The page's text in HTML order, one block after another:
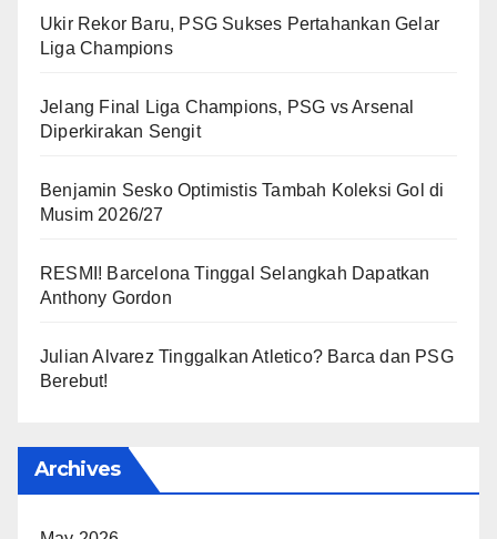
Ukir Rekor Baru, PSG Sukses Pertahankan Gelar
Liga Champions
Jelang Final Liga Champions, PSG vs Arsenal
Diperkirakan Sengit
Benjamin Sesko Optimistis Tambah Koleksi Gol di
Musim 2026/27
RESMI! Barcelona Tinggal Selangkah Dapatkan
Anthony Gordon
Julian Alvarez Tinggalkan Atletico? Barca dan PSG
Berebut!
Archives